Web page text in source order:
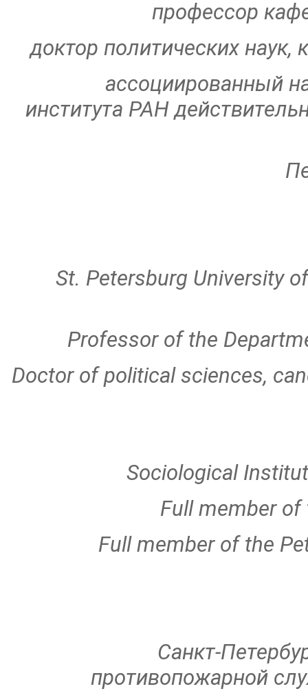
профессор
доктор политических наук,
ассоциированный
института РАН
St. Petersburg University
Professor of the
Doctor of political sciences,
Sociological
Full member of
Full member of the
Санкт-
противопожарной